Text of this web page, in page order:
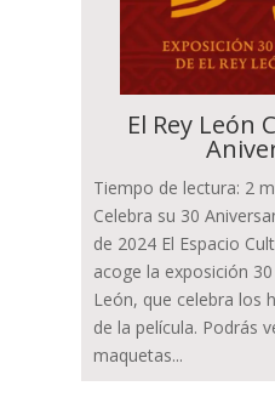
El Rey León
Tiempo de lectura: 2
Celebra su 30
de 2024 El Espacio
acoge la exposición
León, que celebra los
de la película. Podrás
maquetas...